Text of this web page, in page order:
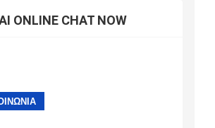
ONLINE CHAT NOW